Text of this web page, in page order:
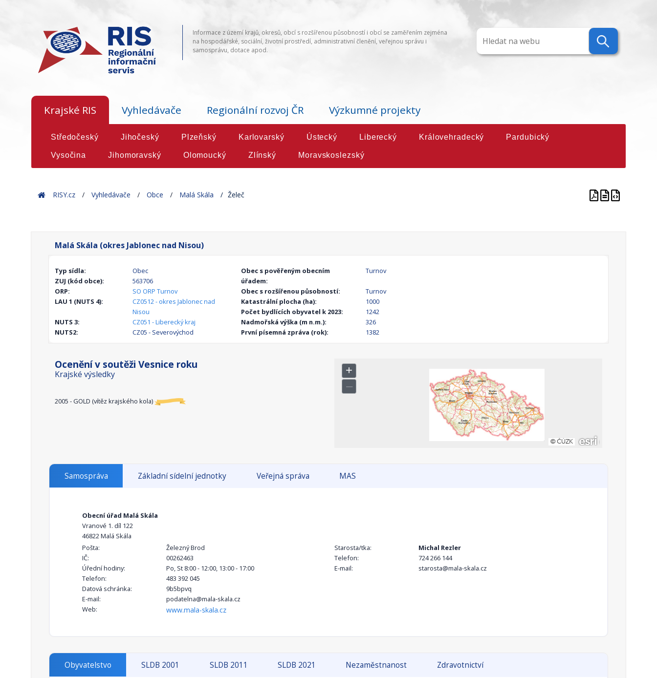
Informace z území krajů, okresů, obcí s rozšířenou působností i obcí se zaměřením zejména
na hospodářské, sociální, životní prostředí, administrativní členění, veřejnou správu i
samosprávu, dotace apod.
Krajské RIS Vyhledávače Regionální rozvoj ČR Výzkumné projekty
Středočeský Jihočeský Plzeňský Karlovarský Ústecký Liberecký Královehradecký Pardubický
Vysočina Jihomoravský Olomoucký Zlínský Moravskoslezský
HomeRISY.cz Vyhledávače Obce Malá Skála Želeč
Malá Skála (okres Jablonec nad Nisou)
Typ sídla:
Obec
ZUJ (kód obce):
563706
ORP:
SO ORP Turnov
LAU 1 (NUTS 4):
CZ0512 - okres Jablonec nad
Nisou
NUTS 3:
CZ051 - Liberecký kraj
NUTS2:
CZ05 - Severovýchod
Obec s pověřeným obecním
úřadem:
Turnov
Obec s rozšířenou působností:
Turnov
Katastrální plocha (ha):
1000
Počet bydlících obyvatel k 2023:
1242
Nadmořská výška (m n.m.):
326
První písemná zpráva (rok):
1382
Ocenění v soutěži Vesnice roku
Krajské výsledky
2005 - GOLD (vítěz krajského kola)
Samospráva Základní sídelní jednotky Veřejná správa MAS
Obecní úřad Malá Skála
Vranové 1. díl 122
46822 Malá Skála
Pošta:
Železný Brod
IČ:
00262463
Úřední hodiny:
Po, St 8:00 - 12:00, 13:00 - 17:00
Telefon:
483 392 045
Datová schránka:
9b5bpvq
E-mail:
podatelna@mala-skala.cz
Web:
www.mala-skala.cz
Starosta/tka:
Michal Rezler
Telefon:
724 266 144
E-mail:
starosta@mala-skala.cz
Obyvatelstvo SLDB 2001 SLDB 2011 SLDB 2021 Nezaměstnanost Zdravotnictví